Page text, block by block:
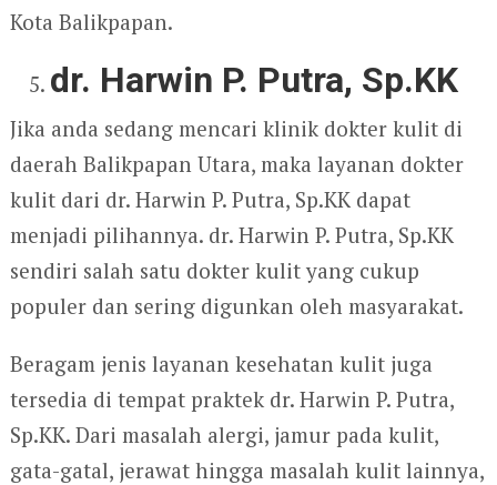
Kota Balikpapan.
dr. Harwin P. Putra, Sp.KK
Jika anda sedang mencari klinik dokter kulit di
daerah Balikpapan Utara, maka layanan dokter
kulit dari dr. Harwin P. Putra, Sp.KK dapat
menjadi pilihannya. dr. Harwin P. Putra, Sp.KK
sendiri salah satu dokter kulit yang cukup
populer dan sering digunkan oleh masyarakat.
Beragam jenis layanan kesehatan kulit juga
tersedia di tempat praktek dr. Harwin P. Putra,
Sp.KK. Dari masalah alergi, jamur pada kulit,
gata-gatal, jerawat hingga masalah kulit lainnya,